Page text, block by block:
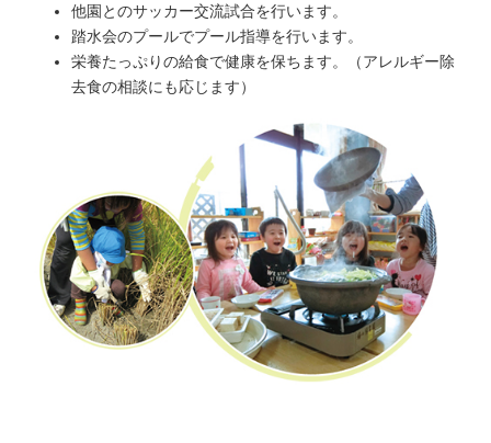
他園とのサッカー交流試合を行います。
踏水会のプールでプール指導を行います。
栄養たっぷりの給食で健康を保ちます。（アレルギー除
去食の相談にも応じます）